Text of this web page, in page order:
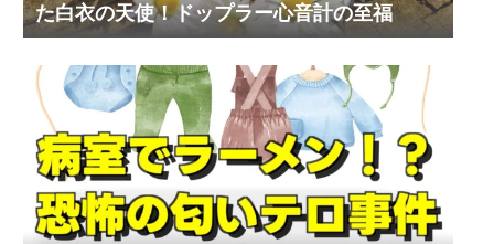
た白衣の天使！ドップラー心音計の至福